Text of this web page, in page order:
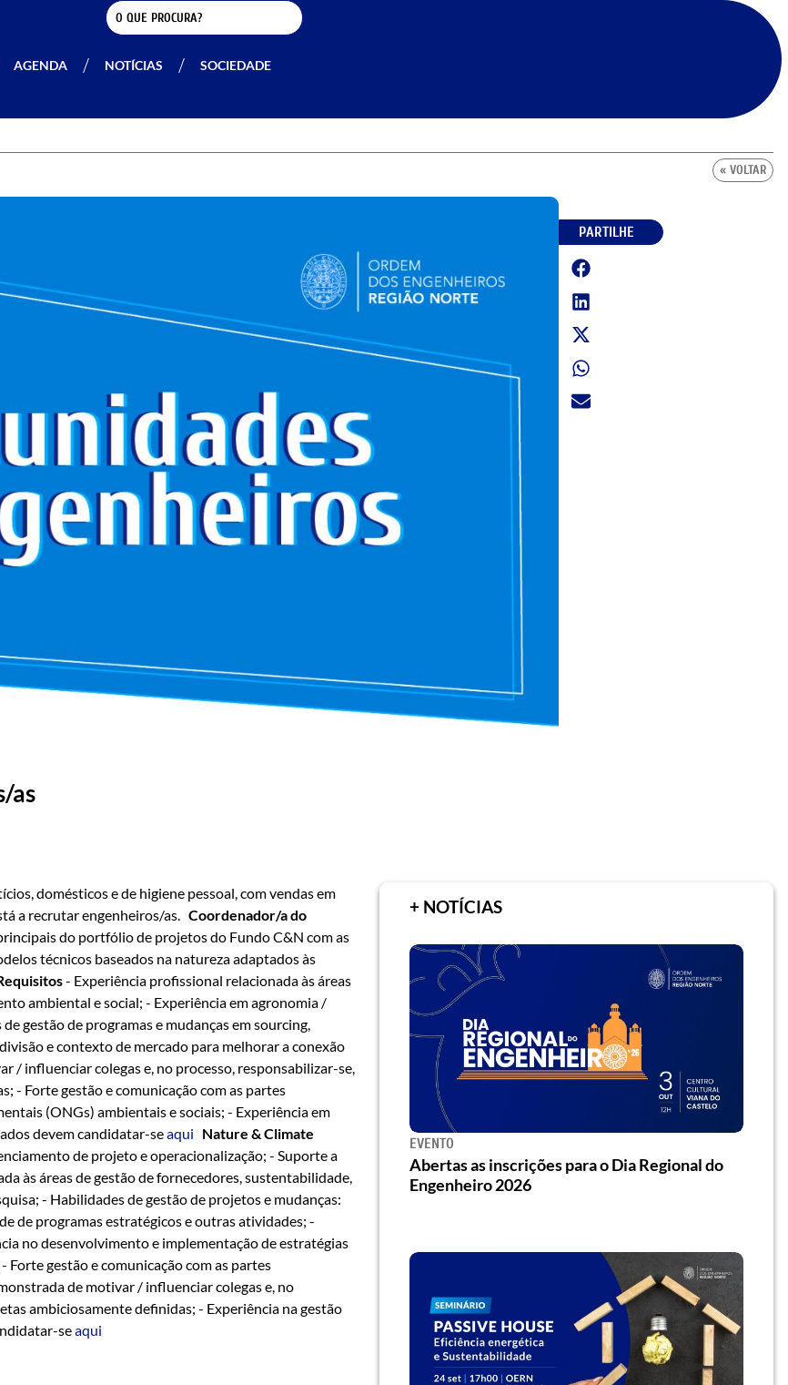
AGENDA NOTÍCIAS SOCIEDADE
« VOLTAR
PARTILHE
as
domésticos e de higiene pessoal, com vendas em
a recrutar engenheiros/as. Coordenador/a do
do portfólio de projetos do Fundo C&N com as
técnicos baseados na natureza adaptados às
- Experiência profissional relacionada às áreas
ambiental e social; - Experiência em agronomia /
gestão de programas e mudanças em sourcing,
e contexto de mercado para melhorar a conexão
/ influenciar colegas e, no processo, responsabilizar-se,
- Forte gestão e comunicação com as partes
(ONGs) ambientais e sociais; - Experiência em
devem candidatar-seaqui Nature & Climate
de projeto e operacionalização; - Suporte a
às áreas de gestão de fornecedores, sustentabilidade,
- Habilidades de gestão de projetos e mudanças:
de programas estratégicos e outras atividades; -
no desenvolvimento e implementação de estratégias
Forte gestão e comunicação com as partes
de motivar / influenciar colegas e, no
ambiciosamente definidas; - Experiência na gestão
seaqui
+ NOTÍCIAS
EVENTO
Abertas as inscrições para o Dia Regional do
Engenheiro 2026